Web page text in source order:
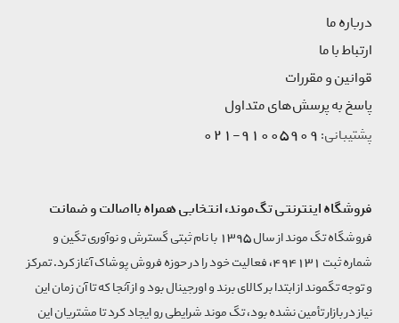
درباره ما
ارتباط با ما
قوانین و مقررات
پاسخ به پرسش‌های متداول
پشتیبانی:91005909-021
فروشگاه اینترنتی تگ‌موند، انتخابی همراه بااصالت و ضمانت
فروشگاه تگ موند از سال 1395 با نام ثبتی گسترش و نوآوری تگین و
شماره ثبت 494131، فعالیت خود را در حوزه فروش پوشاک آغاز کرد. تمرکز
و توجه تگموند از ابتدا بر کالای برند و اورجینال بود و از آنجا که تا آن زمان این
نیاز در بازار تأمین نشده بود، تگ موند شرایطی رو ایجاد کرد تا مشتریان این